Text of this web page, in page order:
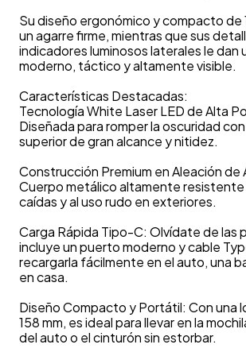
Su diseño ergonómico y compacto de
un agarre firme, mientras que sus
indicadores luminosos laterales le dan
moderno, táctico y altamente visible.
Características Destacadas:
Tecnología White Laser LED de Alta
Diseñada para romper la oscuridad
superior de gran alcance y nitidez.
Construcción Premium en Aleación de
Cuerpo metálico altamente resistente
caídas y al uso rudo en exteriores.
Carga Rápida Tipo-C: Olvídate de las
incluye un puerto moderno y cable
recargarla fácilmente en el auto, una
en casa.
Diseño Compacto y Portátil: Con una
158 mm, es ideal para llevar en la
del auto o el cinturón sin estorbar.